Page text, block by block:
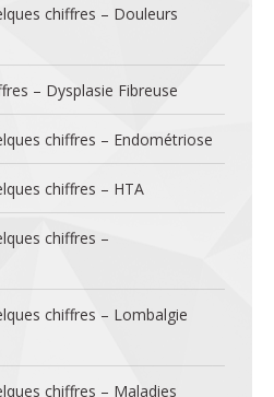
chiffres – Douleurs
– Dysplasie Fibreuse
chiffres – Endométriose
chiffres – HTA
chiffres –
chiffres – Lombalgie
chiffres – Maladies